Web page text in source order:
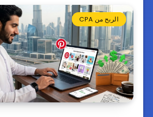
الربح من CPA